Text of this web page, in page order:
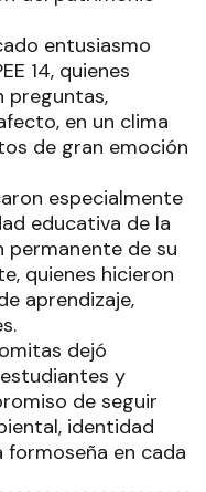
entusiasmo
14, quienes
preguntas,
en un clima
de gran emoción
especialmente
educativa de la
de su
quienes hicieron
aprendizaje,
dejó
y
de seguir
identidad
en cada